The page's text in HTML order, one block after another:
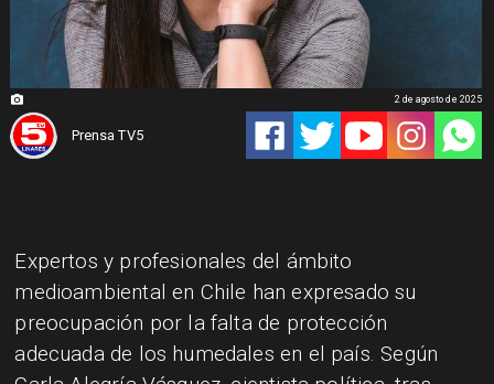
Prensa TV5
2 de agosto de 2025
Expertos y profesionales del ámbito
medioambiental en Chile han expresado su
preocupación por la falta de protección
adecuada de los humedales en el país. Según